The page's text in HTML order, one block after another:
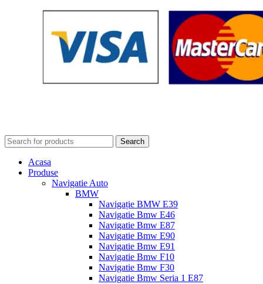
Search
Acasa
Produse
Navigatie Auto
BMW
Navigație BMW E39
Navigatie Bmw E46
Navigatie Bmw E87
Navigatie Bmw E90
Navigatie Bmw E91
Navigatie Bmw F10
Navigatie Bmw F30
Navigatie Bmw Seria 1 E87